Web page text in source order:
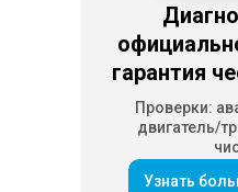
Проверки:
двигатель/
гарантия
Узнать